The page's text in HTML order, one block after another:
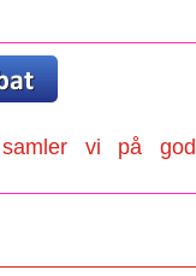
samler vi på